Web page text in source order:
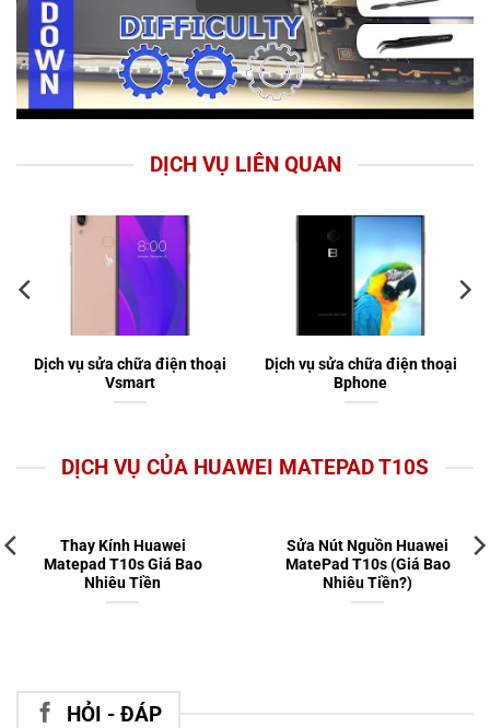
DỊCH VỤ LIÊN QUAN
Dịch vụ sửa chữa điện thoại
Vsmart
Dịch vụ sửa chữa điện thoại
Bphone
DỊCH VỤ CỦA HUAWEI MATEPAD T10S
Thay Kính Huawei
Matepad T10s Giá Bao
Nhiêu Tiền
Sửa Nút Nguồn Huawei
MatePad T10s (Giá Bao
Nhiêu Tiền?)
HỎI - ĐÁP